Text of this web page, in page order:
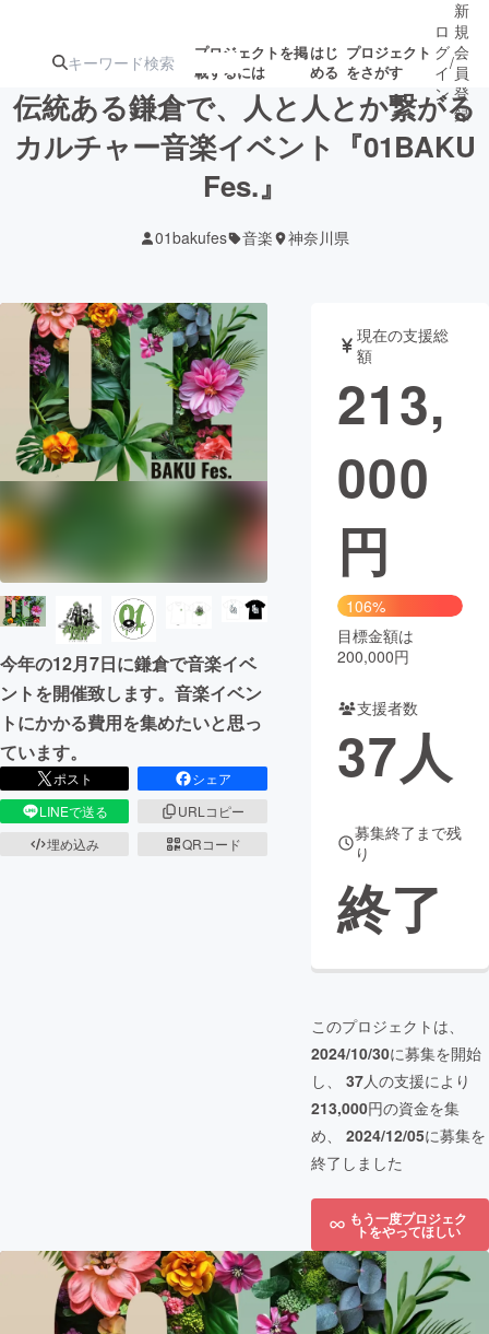
プロジェクトを掲
載するには
はじ
める
プロジェクト
をさがす
注目の新着プロ
募集終了が近いプ
テクノロジー・ガジェット
映像・映画 書籍・雑誌
ビジネス・起業 チャレンジ
まちづくり・地域活性化
CAMPFIRE for Social Good
CAMPFIRE Creation
CAMPFIREふるさと納税
コミュニティ
ロ
グ
イ
ン
/
新
規
会
員
登
録
伝統ある鎌倉で、人と人とか繋がる
カルチャー音楽イベント『01BAKU
Fes.』
01bakufes 音楽 神奈川県
今年の12月7日に鎌倉で音楽イベ
ントを開催致します。音楽イベン
トにかかる費用を集めたいと思っ
ています。
ポスト
シェア
LINEで送る
URLコピー
埋め込み
QRコード
現在の支援総
額
213,
000
円
106%
目標金額は
200,000円
支援者数
37人
募集終了まで残
り
終了
このプロジェクトは、
2024/10/30に募集を開始
し、 37人の支援により
213,000円の資金を集
め、 2024/12/05に募集を
終了しました
もう一度プロジェク
トをやってほしい